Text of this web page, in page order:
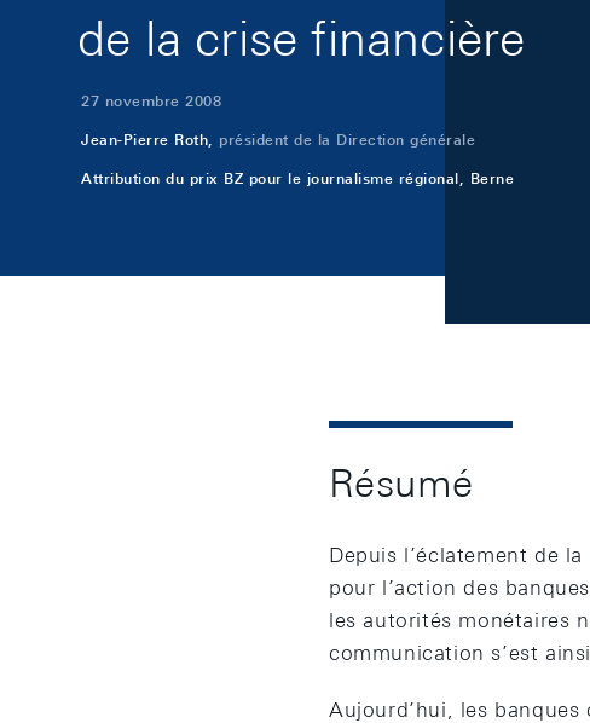
de la crise financière
27 novembre 2008
Jean-Pierre Roth, président de la Direction générale
Attribution du prix BZ pour le journalisme régional, Berne
Résumé
Depuis l’éclatement de
pour l’action des
les autorités monétaires
communication s’est
Aujourd’hui, les